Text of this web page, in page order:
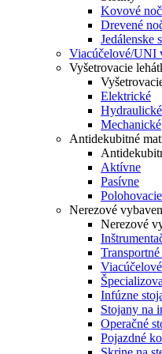
Kovové
Drevené
Jedálenske
Viacúčelové/UNI
Vyšetrovacie
Elektrické
Hydraulické
Mechanické
Antidekubitné
Aktívne
Pasívne
Nerezové
Nerezové
Infúzne
Stojany na
Operačné
Pojazdné